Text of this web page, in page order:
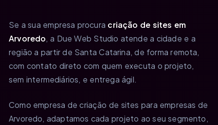
Se a sua empresa procura criação de sites em
Arvoredo, a Due Web Studio atende a cidade e a
região a partir de Santa Catarina, de forma remota,
com contato direto com quem executa o projeto,
sem intermediários, e entrega ágil.
Como empresa de criação de sites para empresas de
Arvoredo, adaptamos cada projeto ao seu segmento,